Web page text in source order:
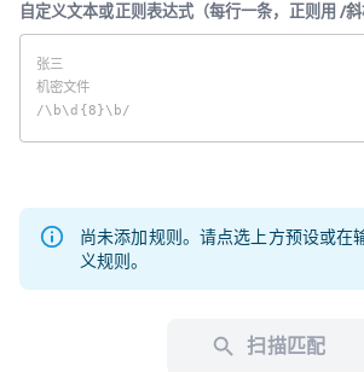
自定义文本或正则表达式（每行一条，正则用 /斜
尚未添加规则。请点选上方预设或在
义规则。
扫描匹配